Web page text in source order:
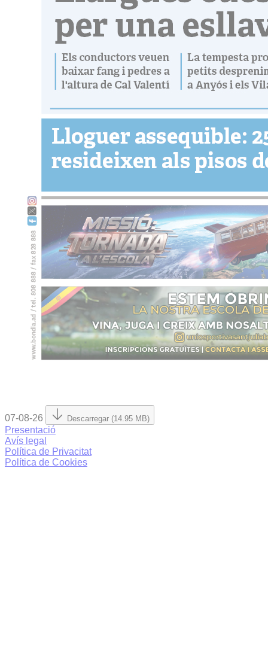
07-08-26 Descarregar (14.95 MB)
Presentació
Avís legal
Política de Privacitat
Política de Cookies